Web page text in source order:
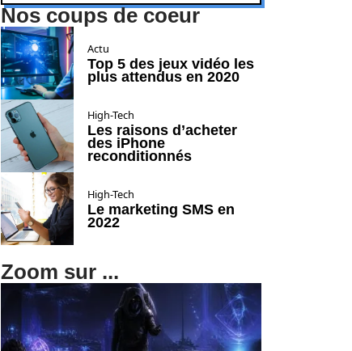
Nos coups de coeur
Actu
Top 5 des jeux vidéo les
plus attendus en 2020
High-Tech
Les raisons d’acheter
des iPhone
reconditionnés
High-Tech
Le marketing SMS en
2022
Zoom sur ...